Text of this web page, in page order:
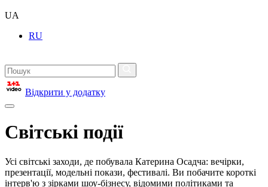
UA
RU
Відкрити у додатку
Світські події
Усі світські заходи, де побувала Катерина Осадча: вечірки,
презентації, модельні покази, фестивалі. Ви побачите короткі
інтерв'ю з зірками шоу-бізнесу, відомими політиками та